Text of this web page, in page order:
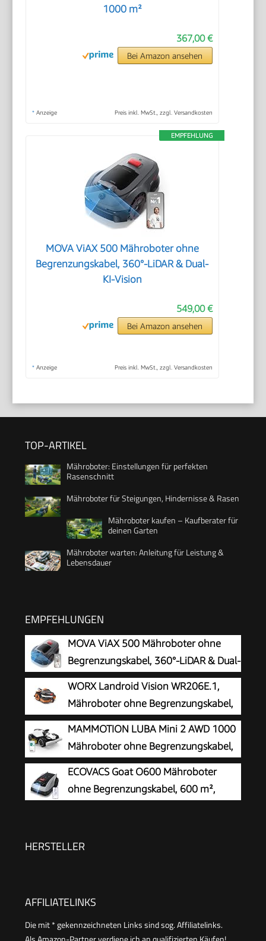
1000 m²
367,00 €
Bei Amazon ansehen
* Anzeige Preis inkl. MwSt., zzgl. Versandkosten
EMPFEHLUNG
MOVA ViAX 500 Mähroboter ohne
Begrenzungskabel, 360°-LiDAR & Dual-
KI-Vision
549,00 €
Bei Amazon ansehen
* Anzeige Preis inkl. MwSt., zzgl. Versandkosten
TOP-ARTIKEL
Mähroboter: Einstellungen für perfekten
Rasenschnitt
Mähroboter für Steigungen, Hindernisse & Rasen
Mähroboter kaufen – Kaufberater für
deinen Garten
Mähroboter warten: Anleitung für Leistung &
Lebensdauer
EMPFEHLUNGEN
MOVA ViAX 500 Mähroboter ohne
Begrenzungskabel, 360°-LiDAR & Dual-
KI-Vision
WORX Landroid Vision WR206E.1,
Mähroboter ohne Begrenzungskabel,
600 m²
MAMMOTION LUBA Mini 2 AWD 1000
Mähroboter ohne Begrenzungskabel,
Empf.1000㎡
ECOVACS Goat O600 Mähroboter
ohne Begrenzungskabel, 600 m²,
Steuerung, passiert 0,7 m schmale Stellen
HERSTELLER
AFFILIATELINKS
Die mit * gekennzeichneten Links sind sog. Affiliatelinks.